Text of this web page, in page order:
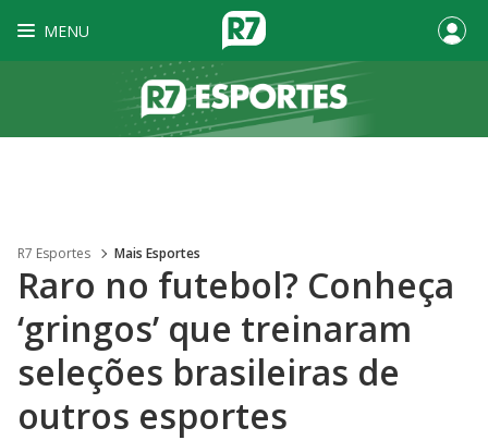
MENU
R7 Esportes Mais Esportes
Raro no futebol? Conheça
‘gringos’ que treinaram
seleções brasileiras de
outros esportes